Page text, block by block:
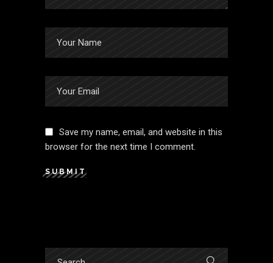
Save my name, email, and website in this
browser for the next time I comment.
SUBMIT